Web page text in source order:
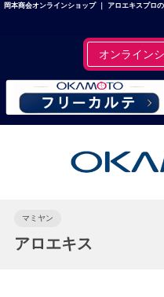
岡本商会オンラインショップ ｜ アロエキスプロ
オンライン
マミヤン
アロエキス